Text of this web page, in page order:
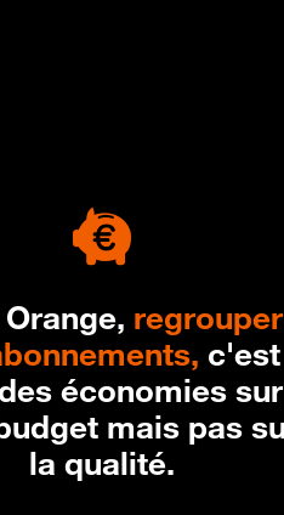
regrouper
c'est
économies sur
mais pas
la qualité.